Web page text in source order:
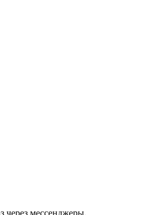
через мессенджеры.